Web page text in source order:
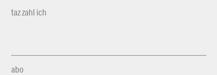
taz zahl ich
abo